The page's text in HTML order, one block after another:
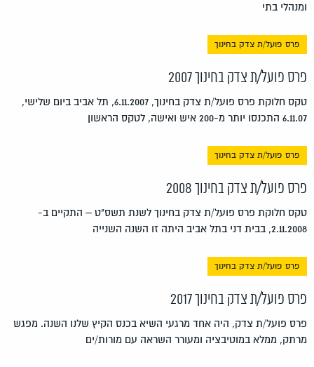
ומנהלי בתי
פרס פועל/ת צדק בחינוך
פרס פועל/ת צדק בחינוך 2007
טקס חלוקת פרס פועל/ת צדק בחינוך, 6.11.2007, תל אביב ביום שלישי,
6.11.07 התכנסו יותר מ-200 איש ואישה, לטקס הראשון
פרס פועל/ת צדק בחינוך
פרס פועל/ת צדק בחינוך 2008
טקס חלוקת פרס פועל/ת צדק בחינוך לשנת תשס"ט – התקיים ב-
2.11.2008, בבית דני בתל אביב היתה זו השנה השנייה
פרס פועל/ת צדק בחינוך
פרס פועל/ת צדק בחינוך 2017
פרס פועל/ת צדק, היה אחד מרגעי השיא בכנס הקיץ שלנו השנה. מפגש
מרתק, ממלא במוטיבציה ומעורר השראה עם מורות/ים